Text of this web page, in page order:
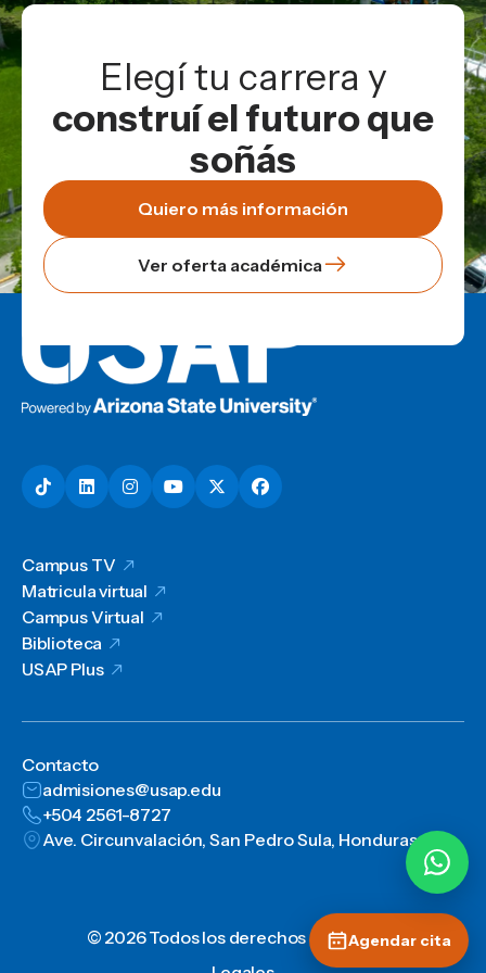
Elegí tu carrera y
construí el futuro que
soñás
Quiero más información
Ver oferta académica
Campus TV
Matricula virtual
Campus Virtual
Biblioteca
USAP Plus
Contacto
admisiones@usap.edu
+504 2561-8727
Ave. Circunvalación, San Pedro Sula, Honduras, C.A.
© 2026 Todos los derechos reservadosAgendar cita